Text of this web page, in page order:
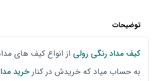
توضیحات
کیف مداد رنگی رولی از انواع کیف های
به حساب میاد که خریدش در کنار خرید